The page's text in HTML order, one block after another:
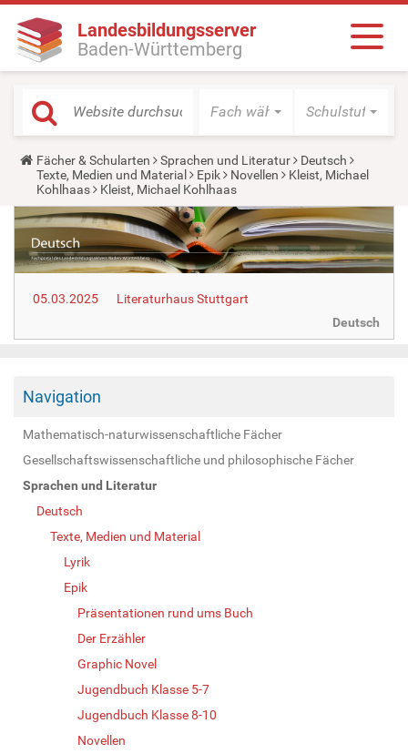
Landesbildungsserver
Baden-Württemberg
Fach wählen Schulstufe
Y
o
u
a
r
e
h
e
r
:
Fächer & Schularten Sprachen und Literatur
Deutsch
Texte, Medien und Material
Epik Novellen
Kleist, Michael
Kohlhaas
Kleist, Michael Kohlhaas
05.03.2025
Literaturhaus Stuttgart
Deutsch
Navigation
Mathematisch-naturwissenschaftliche Fächer
Gesellschaftswissenschaftliche und philosophische Fächer
Sprachen und Literatur
Deutsch
Texte, Medien und Material
Lyrik
Epik
Präsentationen rund ums Buch
Der Erzähler
Graphic Novel
Jugendbuch Klasse 5-7
Jugendbuch Klasse 8-10
Novellen